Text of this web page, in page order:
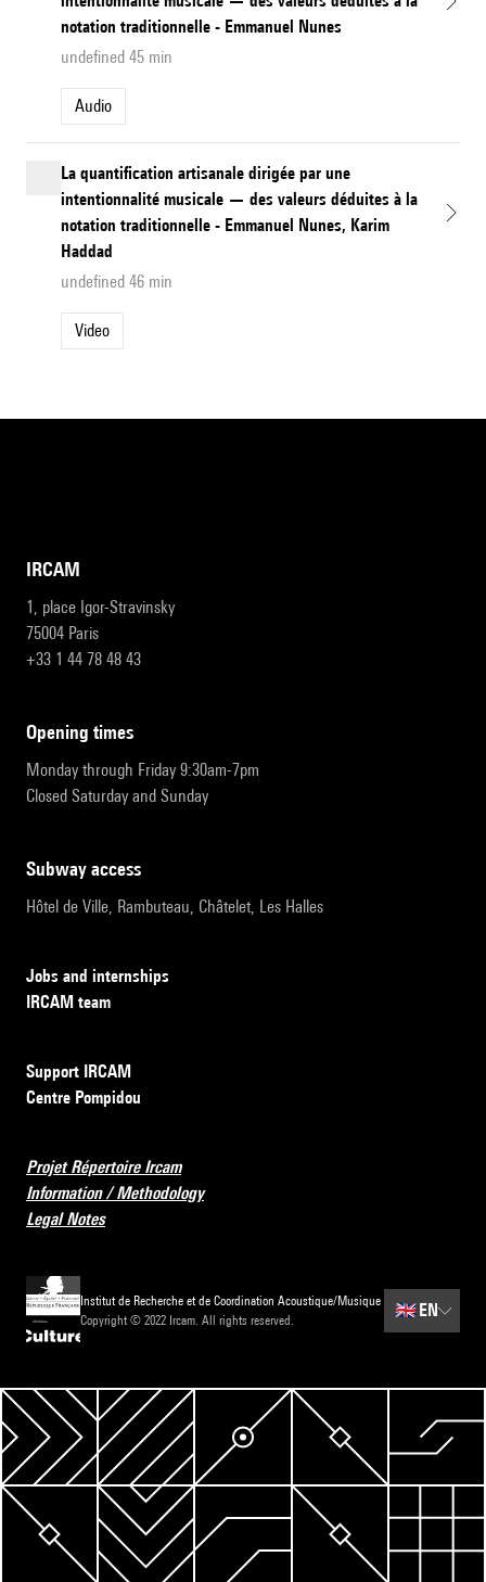
notation traditionnelle - Emmanuel Nunes
undefined 45 min
Audio
La quantification artisanale dirigée par une
intentionnalité musicale — des valeurs déduites à la
notation traditionnelle - Emmanuel Nunes, Karim
Haddad
undefined 46 min
Video
IRCAM
1, place Igor-Stravinsky
75004 Paris
+33 1 44 78 48 43
opening times
Monday through Friday 9:30am-7pm
Closed Saturday and Sunday
subway access
Hôtel de Ville, Rambuteau, Châtelet, Les Halles
Jobs and internships
IRCAM team
Support IRCAM
Centre Pompidou
Projet Répertoire Ircam
Information / Methodology
Legal Notes
Institut de Recherche et de Coordination Acoustique/Musique
Copyright © 2022 Ircam. All rights reserved.
🇬🇧 EN